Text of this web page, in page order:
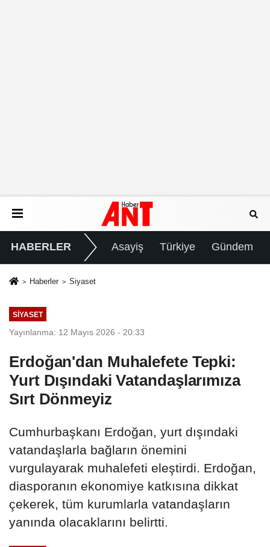
HABERLER Asayiş Türkiye Gündem
Haberler Siyaset
SIYASET
Yayınlanma: 12 Mayıs 2026 - 20:33
Erdoğan'dan Muhalefete Tepki:
Yurt Dışındaki Vatandaşlarımıza
Sırt Dönmeyiz
Cumhurbaşkanı Erdoğan, yurt dışındaki
vatandaşlarla bağların önemini
vurgulayarak muhalefeti eleştirdi. Erdoğan,
diasporanın ekonomiye katkısına dikkat
çekerek, tüm kurumlarla vatandaşların
yanında olacaklarını belirtti.